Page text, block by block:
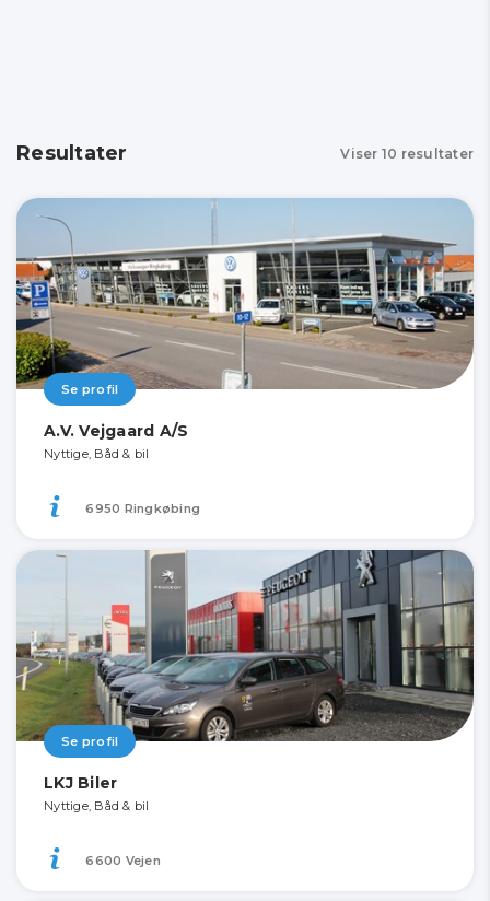
Resultater Viser 10 resultater
Se profil
A.V. Vejgaard A/S
Nyttige, Båd & bil
6950 Ringkøbing
Se profil
LKJ Biler
Nyttige, Båd & bil
6600 Vejen